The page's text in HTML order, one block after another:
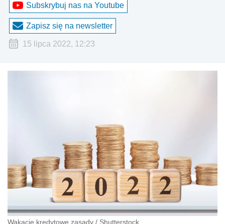
Subskrybuj nas na Youtube
Zapisz się na newsletter
15 lipca 2022, 12:23
Wakacje kredytowe zasady / Shutterstock